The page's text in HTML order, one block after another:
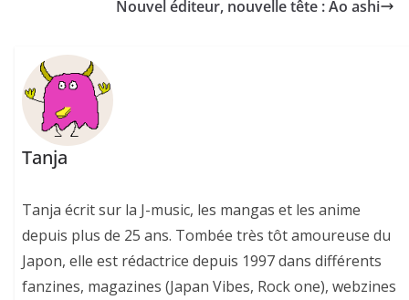
Nouvel éditeur, nouvelle tête : Ao ashi
Tanja
Tanja écrit sur la J-music, les mangas et les anime
depuis plus de 25 ans. Tombée très tôt amoureuse du
Japon, elle est rédactrice depuis 1997 dans différents
fanzines, magazines (Japan Vibes, Rock one), webzines